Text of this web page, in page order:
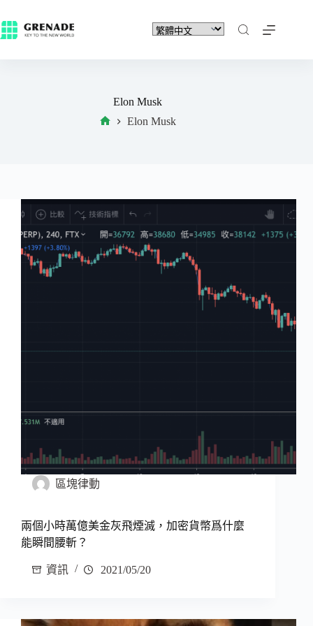
Elon Musk
Elon Musk
區塊律動
兩個小時萬億美金灰飛煙滅，加密貨幣爲什麼
能瞬間腰斬？
資訊 2021/05/20